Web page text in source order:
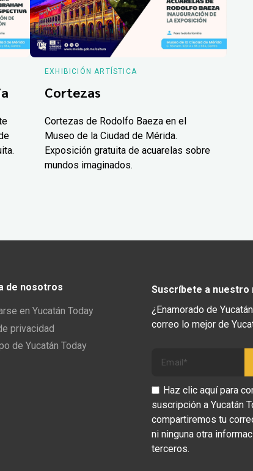
EXHIBICIÓN ARTÍSTICA
Cortezas
Cortezas de Rodolfo Baeza en el
Museo de la Ciudad de Mérida.
Exposición gratuita de acuarelas sobre
mundos imaginados.
de nosotros
en Yucatán Today
privacidad
de Yucatán Today
Suscríbete a
¿Enamorado de
correo lo mejor de
Haz clic aquí para
suscripción a Yucatán
compartiremos tu
ni ninguna otra
terceros.